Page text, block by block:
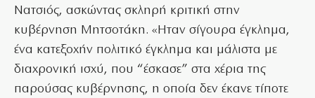
Νατσιός, ασκώντας σκληρή κριτική στην
κυβέρνηση Μητσοτάκη. «Hταν σίγουρα έγκλημα,
ένα κατεξοχήν πολιτικό έγκλημα και μάλιστα με
διαχρονική ισχύ, που “έσκασε” στα χέρια της
παρούσας κυβέρνησης, η οποία δεν έκανε τίποτε